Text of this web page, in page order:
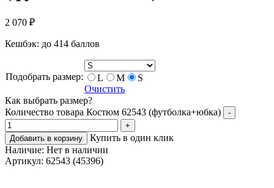
2 070 ₽
Кешбэк: до 414 баллов
Подобрать размер: L M
S
Очистить
Как выбрать размер?
Количество товара Костюм 62543 (футболка+юбка)
-
+
Добавить в корзину
Купить в один клик
Наличие: Нет в наличии
Артикул: 62543 (45396)